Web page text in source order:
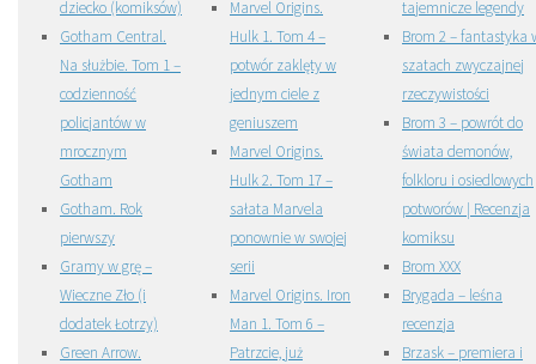
dziecko (komiksów)
Gotham Central.
Na służbie. Tom 1 –
codzienność
policjantów w
mrocznym
Gotham
Gotham. Rok
pierwszy
Gramy w grę –
Wieczne Zło (i
dodatek Łotrzy)
Green Arrow.
Marvel Origins.
Hulk 1. Tom 4 –
potwór zaklęty w
jednym ciele z
geniuszem
Marvel Origins.
Hulk 2. Tom 17 –
sałata Marvela
ponownie w swojej
serii
Marvel Origins. Iron
Man 1. Tom 6 –
Patrzcie, już
tajemnicze legendy
Brom 2 – fantastyka
szatach zwyczajnej
rzeczywistości
Brom 3 – powrót do
świata demonów,
folkloru i osiedlowych
potworów | Recenzja
komiksu
Brom XXX
Brygada – leśna
recenzja
Brzask – premiera i